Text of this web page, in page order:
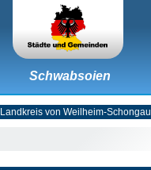
Schwabsoien
Landkreis von Weilheim-Schongau